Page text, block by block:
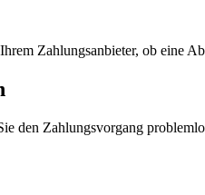
Zahlungsanbieter, ob eine
den Zahlungsvorgang